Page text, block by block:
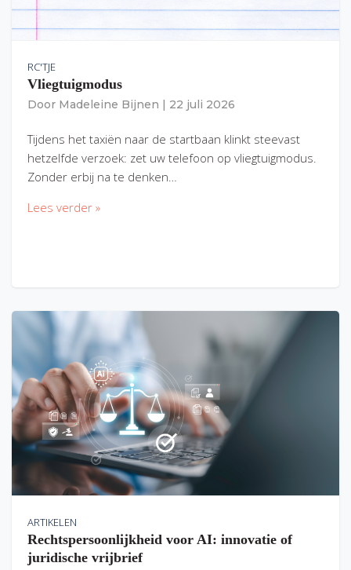
RC'TJE
Vliegtuigmodus
Door Madeleine Bijnen 22 juli 2026
Tijdens het taxiën naar de startbaan klinkt steevast
hetzelfde verzoek: zet uw telefoon op vliegtuigmodus.
Zonder erbij na te denken…
Lees verder »
ARTIKELEN
Rechtspersoonlijkheid voor AI: innovatie of
juridische vrijbrief